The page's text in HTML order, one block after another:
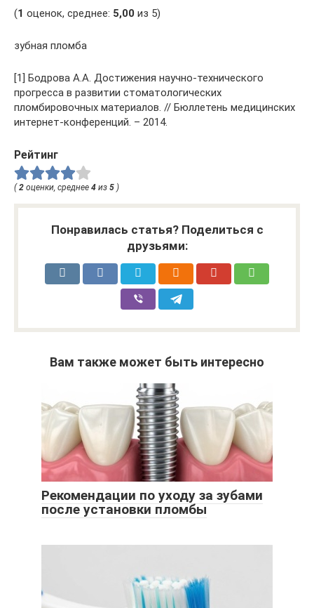
(1 оценок, среднее: 5,00 из 5)
зубная пломба
[1] Бодрова А.А. Достижения научно-технического
прогресса в развитии стоматологических
пломбировочных материалов. // Бюллетень медицинских
интернет-конференций. – 2014.
Рейтинг
( 2 оценки, среднее 4 из 5 )
Понравилась статья? Поделиться с
друзьями:
Вам также может быть интересно
Рекомендации по уходу за зубами
после установки пломбы